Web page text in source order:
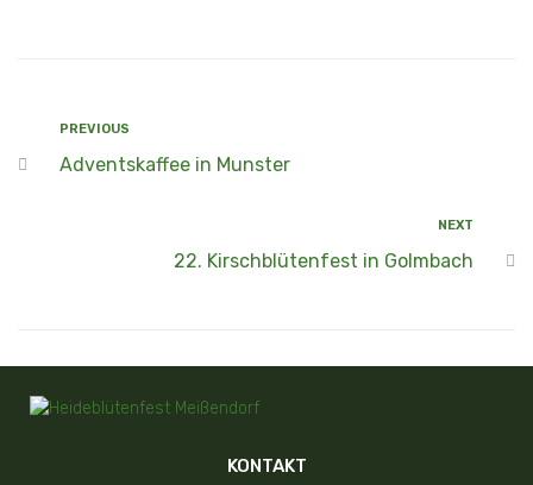
PREVIOUS
Adventskaffee in Munster
NEXT
22. Kirschblütenfest in Golmbach
KONTAKT